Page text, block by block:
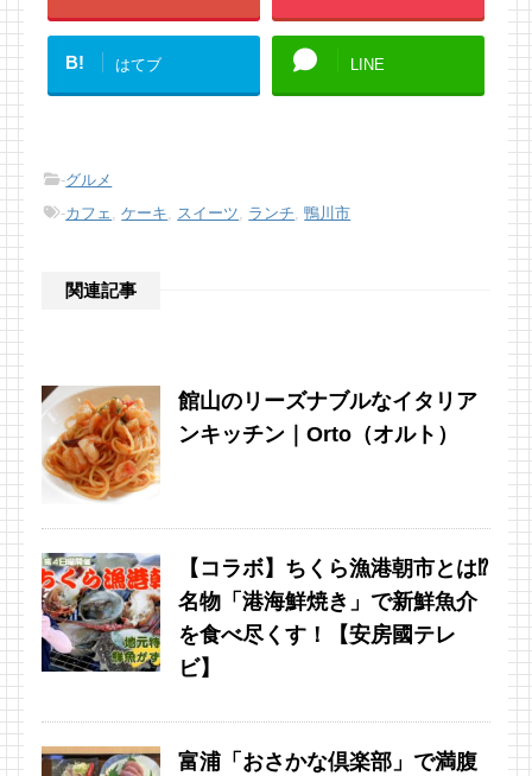
B! はてブ LINE
-グルメ
-カフェ ,ケーキ, スイーツ, ランチ,鴨川市
関連記事
館山のリーズナブルなイタリア
ンキッチン｜Orto（オルト）
【コラボ】ちくら漁港朝市とは⁉︎
名物「港海鮮焼き」で新鮮魚介
を食べ尽くす！【安房國テレ
ビ】
富浦「おさかな倶楽部」で満腹